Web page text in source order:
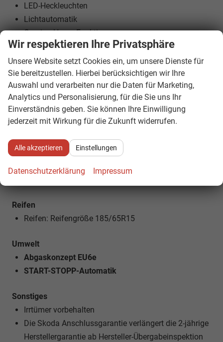
LED-Heckleuchten
Lichtautomatik
Coming-Home-Funktion
Leaving-Home-Funktion
NEBELSCHEINWERFER
Technik
7-Gang-Automatikgetriebe
Niveauregulierung
Bordcomputer
Servolenkung
ZV mit Funk-Fernverschließung
Zentralverriegelung
Reifen
Reifen: Reifengröße 185/65R15
Umwelt
Abgaskonzept EU6e
START-STOPP-Automatik
Sonstiges
Irrtümer vorbehalten
Die Skoda Anschlussgarantie verlängert die 2-jährige
Herstellergarantie ab Hersteller-Übergabeinspektion
Wir respektieren Ihre Privatsphäre
Unsere Website setzt Cookies ein, um unsere Dienste für
Sie bereitzustellen. Hierbei berücksichtigen wir Ihre
Auswahl und verarbeiten nur die Daten für Marketing,
Analytics und Personalisierung, für die Sie uns Ihr
Einverständnis geben. Sie können Ihre Einwilligung
jederzeit mit Wirkung für die Zukunft widerrufen.
Alle akzeptieren Einstellungen
Datenschutzerklärung Impressum